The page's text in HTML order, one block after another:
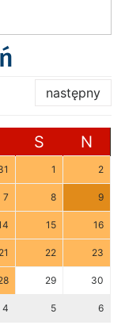
następny
S N
1 2
7 8 9
15 16
21 22 23
29 30
4 5 6